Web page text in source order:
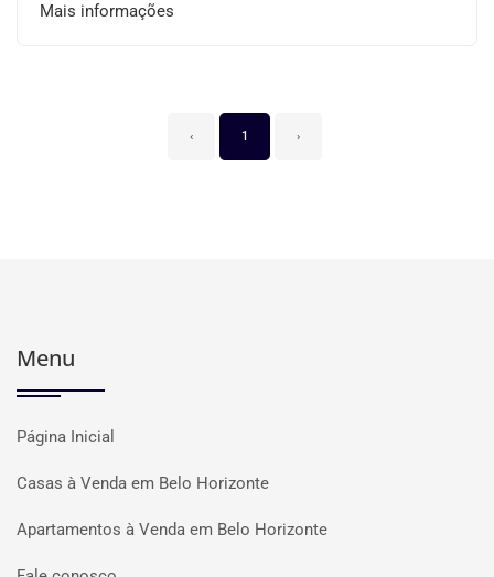
Mais informações
‹ 1 ›
Menu
Página Inicial
Casas à Venda em Belo Horizonte
Apartamentos à Venda em Belo Horizonte